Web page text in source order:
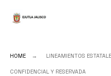
HOME LINEAMIENTOS
CONFIDENCIAL Y RESERVADA